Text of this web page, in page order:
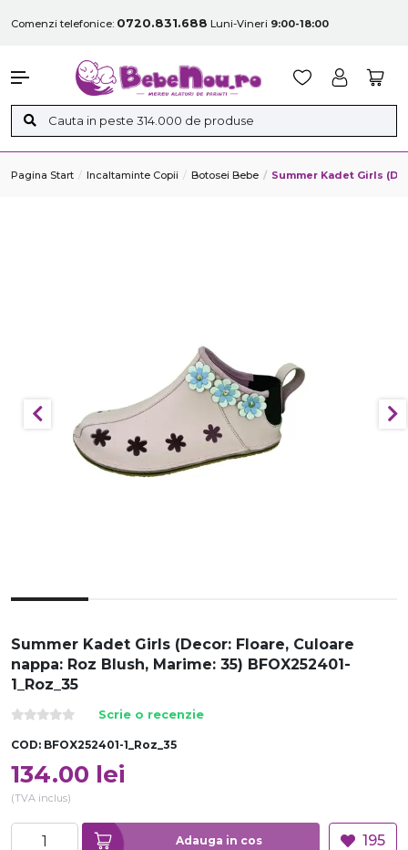
Comenzi telefonice: 0720.831.688 Luni-Vineri 9:00-18:00
Pagina Start Incaltaminte Copii Botosei Bebe Summer Kadet Girls
Summer Kadet Girls (Decor: Floare, Culoare
nappa: Roz Blush, Marime: 35) BFOX252401-
1_Roz_35
Scrie o recenzie
COD: BFOX252401-1_Roz_35
134.00 lei
(TVA inclus)
Adauga in cos 195